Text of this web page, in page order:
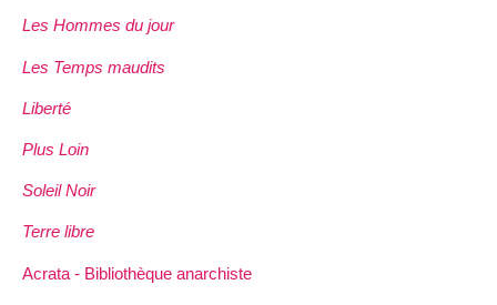
Les Hommes du jour
Les Temps maudits
Liberté
Plus Loin
Soleil Noir
Terre libre
Acrata - Bibliothèque anarchiste